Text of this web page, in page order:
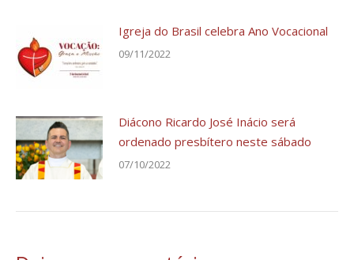
Igreja do Brasil celebra Ano Vocacional
09/11/2022
Diácono Ricardo José Inácio será
ordenado presbítero neste sábado
07/10/2022